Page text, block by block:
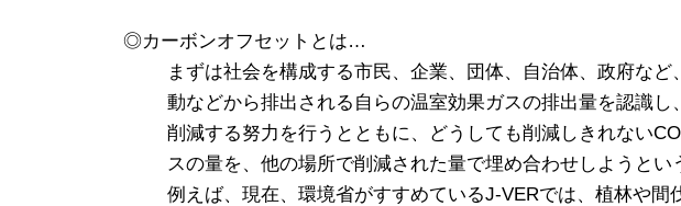
◎カーボンオフセットとは…
まずは社会を構成する市民、企業、団体、自治体、政府など
動などから排出される自らの温室効果ガスの排出量を認識し
削減する努力を行うとともに、どうしても削減しきれない
スの量を、他の場所で削減された量で埋め合わせしようとい
例えば、現在、環境省がすすめているJ-VERでは、植林や間